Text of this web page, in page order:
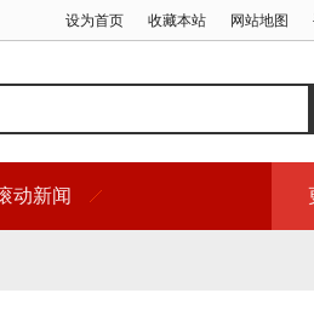
设为首页 收藏本站 网站地图
动新闻